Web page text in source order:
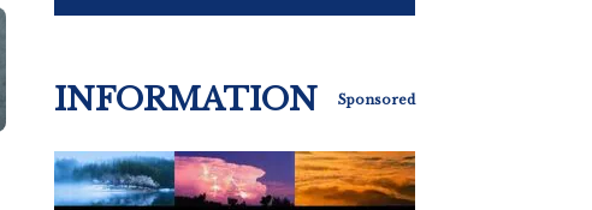
INFORMATION Sponsored